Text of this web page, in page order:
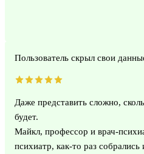
Пользователь скрыл свои
Даже представить сложно,
будет.
Майкл, профессор и врач-
психиатр, как-то раз